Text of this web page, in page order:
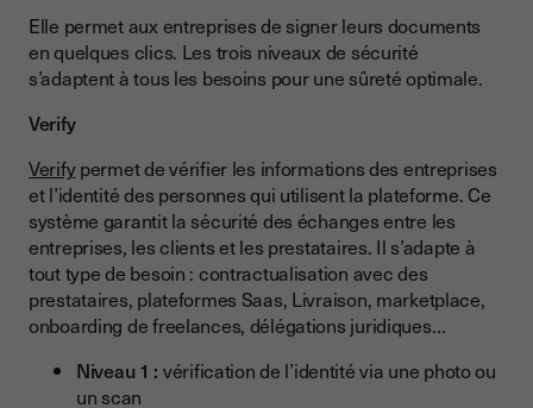
Elle permet aux entreprises de signer leurs documents
en quelques clics. Les trois niveaux de sécurité
s’adaptent à tous les besoins pour une sûreté optimale.
Verify
Verifypermet de vérifier les informations des entreprises
et l’identité des personnes qui utilisent la plateforme. Ce
système garantit la sécurité des échanges entre les
entreprises, les clients et les prestataires. Il s’adapte à
tout type de besoin : contractualisation avec des
prestataires, plateformes Saas, Livraison, marketplace,
onboarding de freelances, délégations juridiques…
Niveau 1 : vérification de l’identité via une photo ou
un scan